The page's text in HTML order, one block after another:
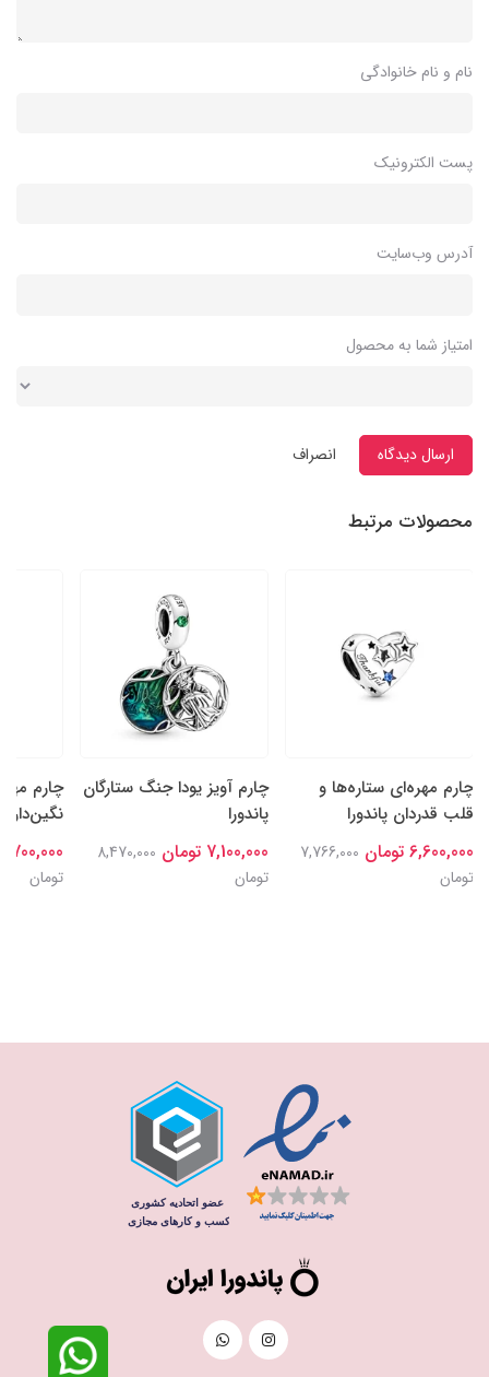
نام و نام خانوادگی
پست الکترونیک
آدرس وب‌سایت
امتیاز شما به محصول
ارسال دیدگاه انصراف
محصولات مرتبط
چارم مهره‌ای ستاره‌ها و
قلب قدردان پاندورا
6,600,000 تومان
7,766,000
تومان
چارم آویز یودا جنگ ستارگان
پاندورا
7,100,000 تومان
8,470,000
تومان
چارم
نگین‌دار
6,700,000
تومان